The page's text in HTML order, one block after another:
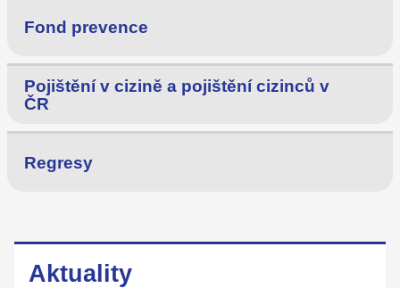
Fond prevence
Pojištění v cizině a pojištění cizinců v
ČR
Regresy
Aktuality